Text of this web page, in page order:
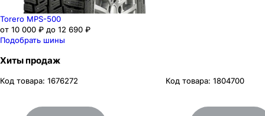
Torero MPS-500
от 10 000 ₽ до 12 690 ₽
Подобрать шины
Хиты продаж
Код товара: 1676272 Код товара: 1804700